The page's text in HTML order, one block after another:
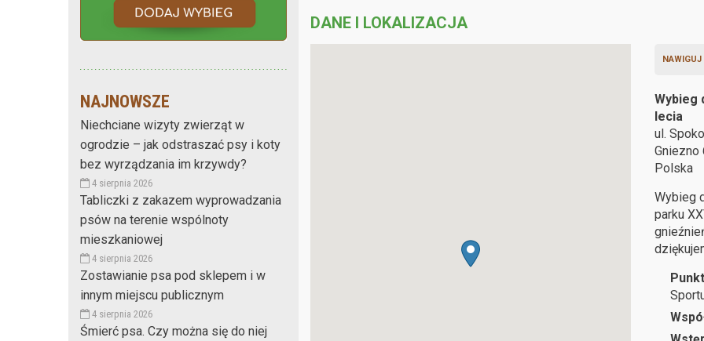
NAJNOWSZE
Niechciane wizyty zwierząt w
ogrodzie – jak odstraszać psy i koty
bez wyrządzania im krzywdy?
4 sierpnia 2026
Tabliczki z zakazem wyprowadzania
psów na terenie wspólnoty
mieszkaniowej
4 sierpnia 2026
Zostawianie psa pod sklepem i w
innym miejscu publicznym
4 sierpnia 2026
Śmierć psa. Czy można się do niej
DANE I LOKALIZACJA
NAWIGUJ
Wybieg
lecia
ul.
Gniezno
Polska
Wybieg
parku